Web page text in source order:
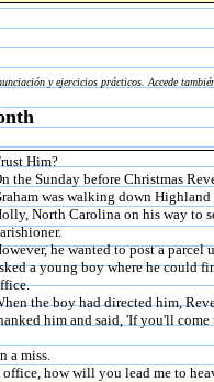
y ejercicios prácticos. Accede
Him?
the Sunday before Christmas
was walking down
North Carolina on his way to
he wanted to post a parcel
a young boy where he could
the boy had directed him,
him and said, 'If you'll
a miss.
how will you lead me to